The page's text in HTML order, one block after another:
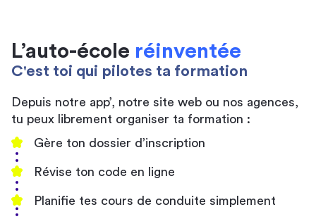
L’auto-école réinventée
C'est toi qui pilotes ta formation
Depuis notre app’, notre site web ou nos agences,
tu peux librement organiser ta formation :
Gère ton dossier d’inscription
Révise ton code en ligne
Planifie tes cours de conduite simplement